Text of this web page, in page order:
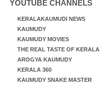
YOUTUBE CHANNELS
KERALAKAUMUDI NEWS
KAUMUDY
KAUMUDY MOVIES
THE REAL TASTE OF KERALA
AROGYA KAUMUDY
KERALA 360
KAUMUDY SNAKE MASTER